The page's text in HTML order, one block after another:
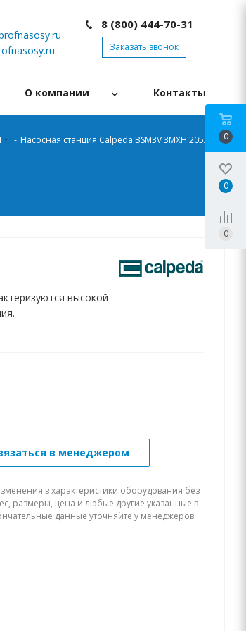
8 (800) 444-70-31
Заказать звонок
О компании Контакты
- Насосная станция Calpeda BSM3V 3MXH 205/B-
высокой
в менеджером
в характеристики оборудования без
размеры, цена и любые другие указанные в
данные уточняйте у менеджеров
0
0
0